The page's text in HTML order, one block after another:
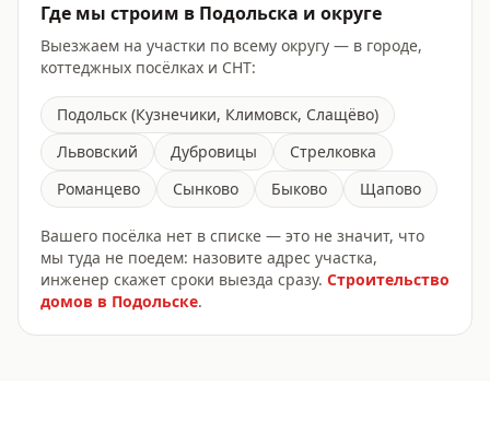
Где мы строим в Подольска и округе
Выезжаем на участки по всему округу — в городе,
коттеджных посёлках и СНТ:
Подольск (Кузнечики, Климовск, Слащёво)
Львовский
Дубровицы
Стрелковка
Романцево
Сынково Быково Щапово
Вашего посёлка нет в списке — это не значит, что
мы туда не поедем: назовите адрес участка,
инженер скажет сроки выезда сразу. Строительство
домов в Подольске.